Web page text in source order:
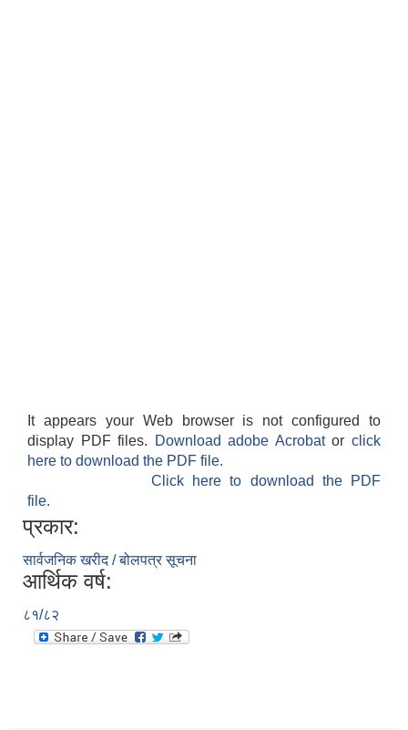
It appears your Web browser is not configured to
display PDF files.
Download adobe Acrobatorclick
here to download the PDF file.
Click here to download the PDF
file.
प्रकार:
सार्वजनिक खरीद / बोलपत्र सूचना
आर्थिक वर्ष:
८१/८२